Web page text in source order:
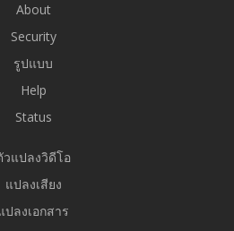
About
Security
รูปแบบ
Help
Status
วแปลงวิดีโอ
แปลงเสียง
ปลงเอกสาร